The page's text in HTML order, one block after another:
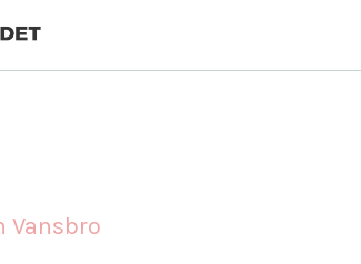
Vansbro